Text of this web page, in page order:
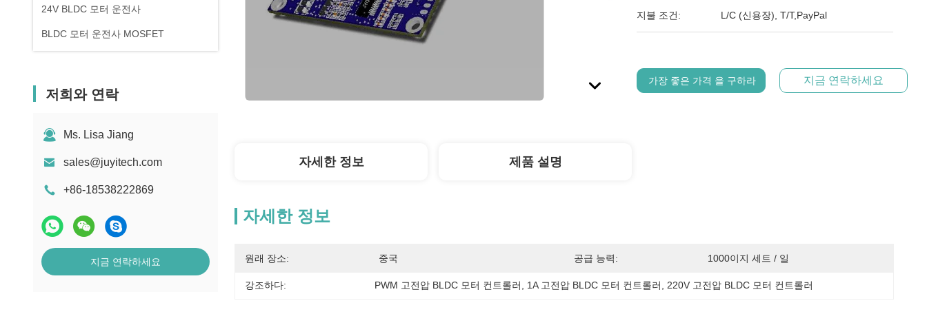
24V BLDC 모터 운전사
BLDC 모터 운전사 MOSFET
저희와 연락
Ms. Lisa Jiang
sales@juyitech.com
+86-18538222869
지금 연락하세요
지불 조건: L/C (신용장), T/T,PayPal
가장 좋은 가격 을 구하라 지금 연락하세요
자세한 정보 제품 설명
자세한 정보
원래 장소: 중국 공급 능력: 1000이지 세트 / 일
강조하다: PWM 고전압 BLDC 모터 컨트롤러 1A 고전압 BLDC 모터 컨트롤러 220V 고전압 BLDC 모터 컨트롤러